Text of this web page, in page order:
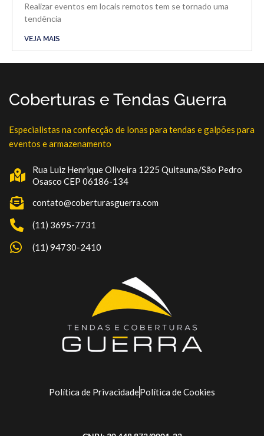
Realizar eventos em locais remotos tem se tornado uma
tendência
VEJA MAIS
Coberturas e Tendas Guerra
Especialistas na confecção de lonas para tendas e galpões para
eventos e armazenamento
Rua Luiz Henrique Oliveira 1225 Quitauna/São Pedro
Osasco CEP 06186-134
contato@coberturasguerra.com
(11) 3695-7731
(11) 94730-2410
Política de PrivacidadePolítica de Cookies